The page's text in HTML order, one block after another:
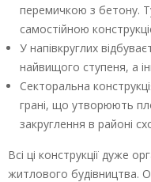
перемичкою з бетону.
самостійною
У напівкруглих
найвищого ступеня, а
Секторальна
грані, що утворюють
закруглення в районі
Всі ці конструкції дуже
житлового будівництва.